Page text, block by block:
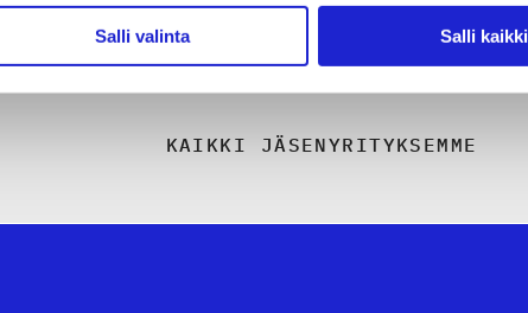
Salli valinta Salli kaikki
KAIKKI JÄSENYRITYKSEMME